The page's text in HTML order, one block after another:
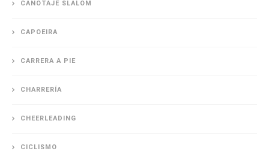
CANOTAJE SLALOM
CAPOEIRA
CARRERA A PIE
CHARRERÍA
CHEERLEADING
CICLISMO